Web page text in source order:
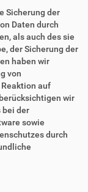
Sicherung der
Daten durch
als auch des sie
der Sicherung der
haben wir
von
auf
wir
bei der
sowie
durch